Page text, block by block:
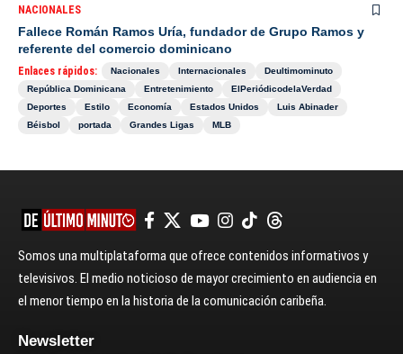
NACIONALES
Fallece Román Ramos Uría, fundador de Grupo Ramos y
referente del comercio dominicano
Enlaces rápidos: Nacionales Internacionales
Deultimominuto
República Dominicana
Entretenimiento
ElPeriódicodelaVerdad
Deportes
Estilo Economía Estados Unidos
Luis Abinader
Béisbol
portada Grandes Ligas MLB
Somos una multiplataforma que ofrece contenidos informativos y
televisivos. El medio noticioso de mayor crecimiento en audiencia en
el menor tiempo en la historia de la comunicación caribeña.
Newsletter